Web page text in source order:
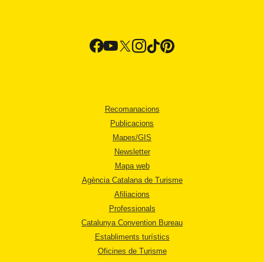
Recomanacions
Publicacions
Mapes/GIS
Newsletter
Mapa web
Agència Catalana de Turisme
Afiliacions
Professionals
Catalunya Convention Bureau
Establiments turístics
Oficines de Turisme